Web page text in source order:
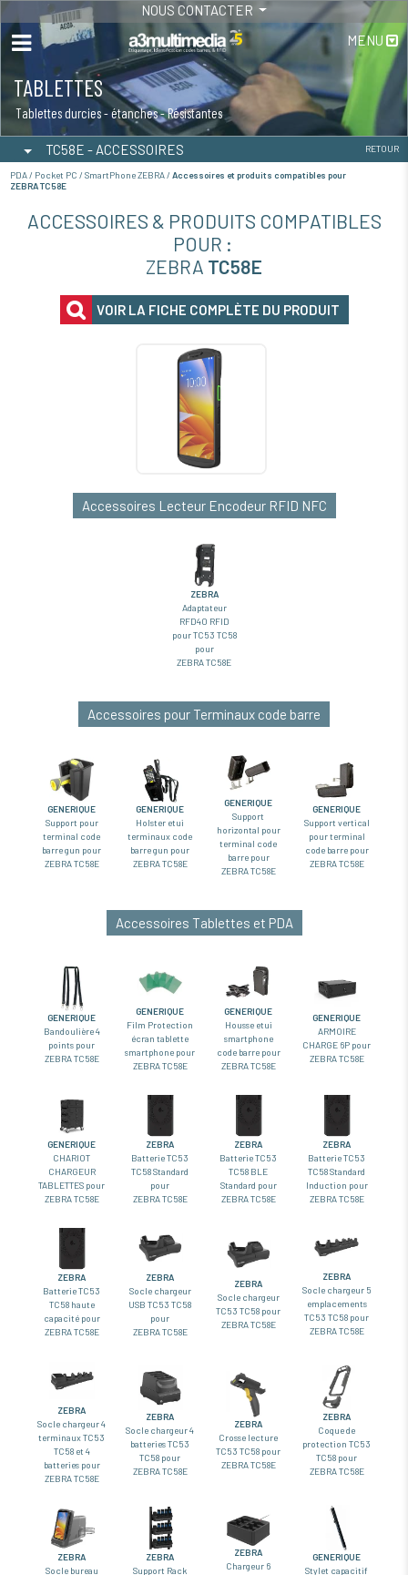
NOUS CONTACTER
MENU
TABLETTES
Tablettes durcies - étanches - Résistantes
TC58E - ACCESSOIRES RETOUR
PDA / Pocket PC / SmartPhone ZEBRA / Accessoires et produits compatibles pour
ZEBRA TC58E
ACCESSOIRES & PRODUITS COMPATIBLES
POUR :
ZEBRA TC58E
VOIR LA FICHE COMPLÈTE DU PRODUIT
Accessoires Lecteur Encodeur RFID NFC
ZEBRA
Adaptateur
RFD40 RFID
pour TC53 TC58
pour
ZEBRA TC58E
Accessoires pour Terminaux code barre
GENERIQUE
Support pour
terminal code
barre gun pour
ZEBRA TC58E
GENERIQUE
Holster etui
terminaux code
barre gun pour
ZEBRA TC58E
GENERIQUE
Support
horizontal pour
terminal code
barre pour
ZEBRA TC58E
GENERIQUE
Support vertical
pour terminal
code barre pour
ZEBRA TC58E
Accessoires Tablettes et PDA
GENERIQUE
Bandoulière 4
points pour
ZEBRA TC58E
GENERIQUE
Film Protection
écran tablette
smartphone pour
ZEBRA TC58E
GENERIQUE
Housse etui
smartphone
code barre pour
ZEBRA TC58E
GENERIQUE
ARMOIRE
CHARGE 6P pour
ZEBRA TC58E
GENERIQUE
CHARIOT
CHARGEUR
TABLETTES pour
ZEBRA TC58E
ZEBRA
Batterie TC53
TC58 Standard
pour
ZEBRA TC58E
ZEBRA
Batterie TC53
TC58 BLE
Standard pour
ZEBRA TC58E
ZEBRA
Batterie TC53
TC58 Standard
Induction pour
ZEBRA TC58E
ZEBRA
Batterie TC53
TC58 haute
capacité pour
ZEBRA TC58E
ZEBRA
Socle chargeur
USB TC53 TC58
pour
ZEBRA TC58E
ZEBRA
Socle chargeur
TC53 TC58 pour
ZEBRA TC58E
ZEBRA
Socle chargeur 5
emplacements
TC53 TC58 pour
ZEBRA TC58E
ZEBRA
Socle chargeur 4
terminaux TC53
TC58 et 4
batteries pour
ZEBRA TC58E
ZEBRA
Socle chargeur 4
batteries TC53
TC58 pour
ZEBRA TC58E
ZEBRA
Crosse lecture
TC53 TC58 pour
ZEBRA TC58E
ZEBRA
Coque de
protection TC53
TC58 pour
ZEBRA TC58E
ZEBRA
Socle bureau
ZEBRA
Support Rack
ZEBRA
Chargeur 6
GENERIQUE
Stylet capacitif